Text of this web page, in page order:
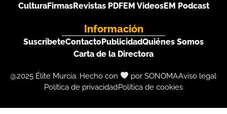
CulturaFirmasRevistas PDFEM VideosEM Podcast
Información
SuscríbeteContactoPublicidadQuiénes Somos
Carta de la Directora
@2025 Élite Murcia. Hecho con por SONOMAAviso legal
Política de privacidadPolítica de cookies